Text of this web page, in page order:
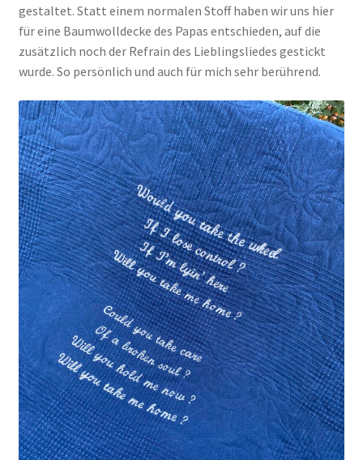
gestaltet. Statt einem normalen Stoff haben wir uns hier
für eine Baumwolldecke des Papas entschieden, auf die
zusätzlich noch der Refrain des Lieblingsliedes gestickt
wurde. So persönlich und auch für mich sehr berührend.